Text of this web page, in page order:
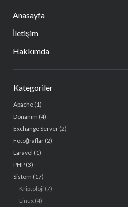
Anasayfa
İletişim
Hakkımda
a
n
M
e
n
ü
Kategoriler
Apache(1)
Donanım (4)
Exchange Server(2)
Fotoğraflar(2)
Laravel (1)
PHP(3)
Sistem (17)
Kriptoloji (7)
Linux(4)